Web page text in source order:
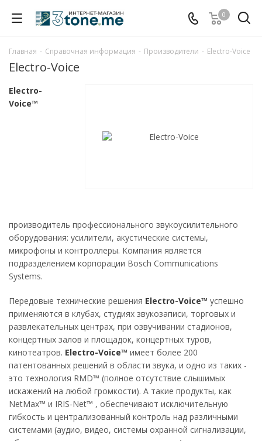
0
Главная - Справочная информация - Производители - Electro-Voice
Electro-Voice
Electro-
Voice™
производитель профессионального звукоусилительного
оборудования: усилители, акустические системы,
микрофоны и контроллеры. Компания является
подразделением корпорации Bosch Communications
Systems.
Передовые технические решения Electro-Voice™ успешно
применяются в клубах, студиях звукозаписи, торговых и
развлекательных центрах, при озвучивании стадионов,
концертных залов и площадок, концертных туров,
кинотеатров. Electro-Voice™ имеет более 200
патентованных решений в области звука, и одно из таких -
это технология RMD™ (полное отсутствие слышимых
искажений на любой громкости). А такие продукты, как
NetMax™ и IRIS-Net™ , обеспечивают исключительную
гибкость и централизованный контроль над различными
системами (аудио, видео, системы охранной сигнализации,